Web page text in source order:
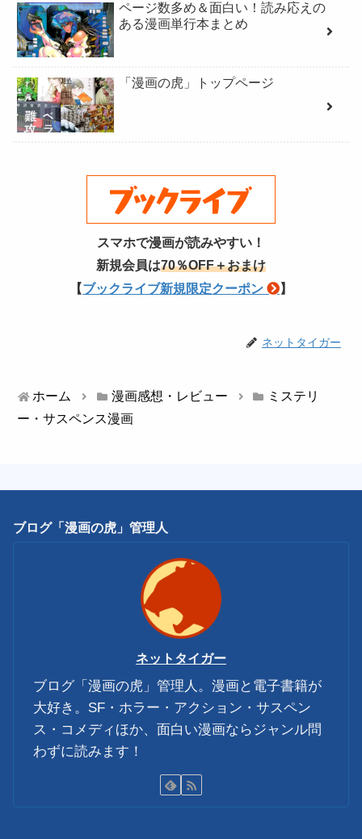
ページ数多め＆面白い！読み応えの
ある漫画単行本まとめ
「漫画の虎」トップページ
スマホで漫画が読みやすい！
新規会員は70％OFF＋おまけ
【ブックライブ新規限定クーポン 】
ネットタイガー
ホーム 漫画感想・レビュー
ミステリ
ー・サスペンス漫画
ブログ「漫画の虎」管理人
ネットタイガー
ブログ「漫画の虎」管理人。漫画と電子書籍が
大好き。SF・ホラー・アクション・サスペン
ス・コメディほか、面白い漫画ならジャンル問
わずに読みます！